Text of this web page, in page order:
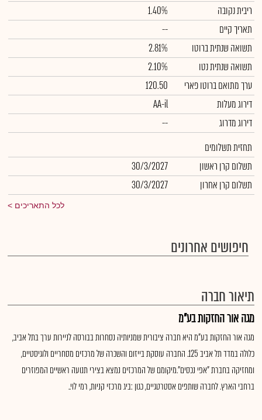
ריבית נקובה
1.40%
תאריך קיים
--
תשואה שנתית ברוטו
2.81%
תשואה שנתית נטו
2.10%
ערך מתואם ברוטו פארי
120.50
דירוג מעלות
AA-il
דירוג מדרוג
--
תחזית תשלומים
תשלום קרן ראשון
30/3/2027
תשלום קרן אחרון
30/3/2027
לכל התאריכים
חיפושים אחרונים
תיאור חברה
מגה אור החזקות בע"מ
מגה אור החזקות בע"מ היא חברה ציבורית שמניותיה נסחרות בבורסה לניירות ערך בתל אביב,
כלולה במדד תל אביב 125. החברה עוסקת בייזום והשכרה של מרכזים מסחריים ולוגיסטיים,
ומחזיקה בחברת "אפי נכסים".מיקומם של המרכזים נמצא בצירי תנועה ראשיים המפוזרים
ברחבי הארץ. לחברה שותפים אסטרטגיים, כגון :ביג מרכזי קניות, רמי לוי..